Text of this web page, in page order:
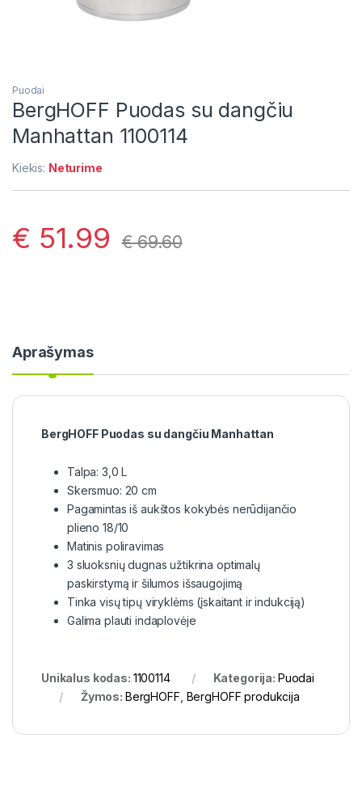
Puodai
BergHOFF Puodas su dangčiu
Manhattan 1100114
Kiekis: Neturime
€ 51.99 €69.60
Aprašymas
BergHOFF Puodas su dangčiu Manhattan
Talpa: 3,0 L
Skersmuo: 20 cm
Pagamintas iš aukštos kokybės nerūdijančio
plieno 18/10
Matinis poliravimas
3 sluoksnių dugnas užtikrina optimalų
paskirstymą ir šilumos išsaugojimą
Tinka visų tipų viryklėms (įskaitant ir indukciją)
Galima plauti indaplovėje
Unikalus kodas: 1100114 Kategorija: Puodai
Žymos: BergHOFF BergHOFF produkcija